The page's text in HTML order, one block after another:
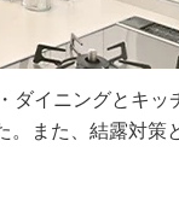
イニングとキッ
また、結露対策